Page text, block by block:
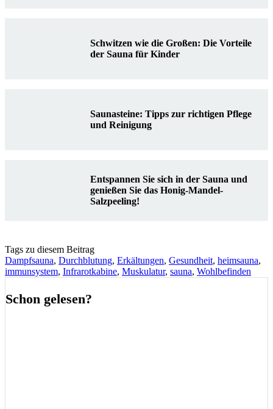
Schwitzen wie die Großen: Die Vorteile
der Sauna für Kinder
Saunasteine: Tipps zur richtigen Pflege
und Reinigung
Entspannen Sie sich in der Sauna und
genießen Sie das Honig-Mandel-
Salzpeeling!
Tags zu diesem Beitrag
Dampfsauna, Durchblutung, Erkältungen, Gesundheit, heimsauna,
immunsystem, Infrarotkabine, Muskulatur, sauna, Wohlbefinden
Schon gelesen?